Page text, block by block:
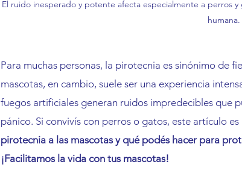
El ruido inesperado y potente afecta especialmente a perros
humana.
Para muchas personas, la pirotecnia es sinónimo de
mascotas, en cambio, suele ser una experiencia
fuegos artificiales generan ruidos impredecibles que
pánico. Si convivís con perros o gatos, este artículo
pirotecnia a las mascotas y qué podés hacer para
¡Facilitamos la vida con tus mascotas!